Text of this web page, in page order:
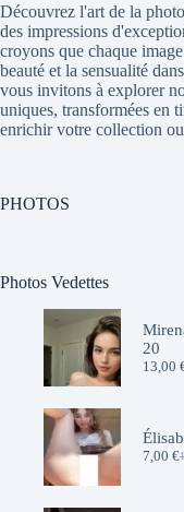
Découvrez l'art de la
des impressions
croyons que chaque
beauté et la sensualité
vous invitons à explorer
uniques, transformées en
enrichir votre collection
PHOTOS
Photos Vedettes
20
13,00
7,00 €